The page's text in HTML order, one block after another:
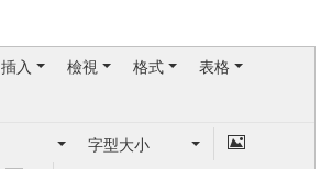
插入 檢視 格式
表格
字型大小